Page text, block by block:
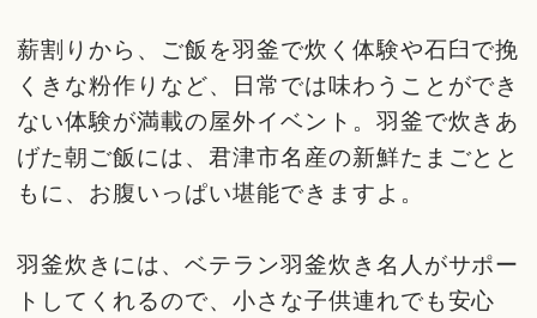
薪割りから、ご飯を羽釜で炊く体験や石臼で挽
くきな粉作りなど、日常では味わうことができ
ない体験が満載の屋外イベント。羽釜で炊きあ
げた朝ご飯には、君津市名産の新鮮たまごとと
もに、お腹いっぱい堪能できますよ。
羽釜炊きには、ベテラン羽釜炊き名人がサポー
トしてくれるので、小さな子供連れでも安心